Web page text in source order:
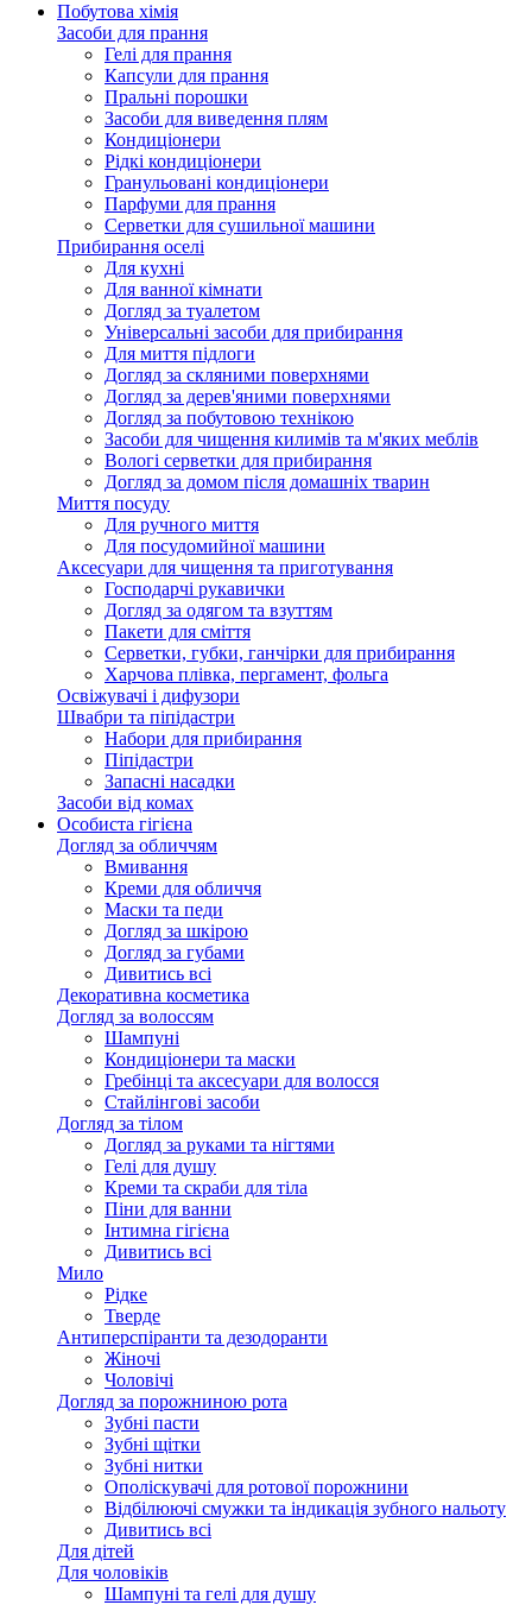
Побутова хімія
Засоби для прання
Гелі для прання
Капсули для прання
Пральні порошки
Засоби для виведення плям
Кондиціонери
Рідкі кондиціонери
Гранульовані кондиціонери
Парфуми для прання
Серветки для сушильної машини
Прибирання оселі
Для кухні
Для ванної кімнати
Догляд за туалетом
Універсальні засоби для прибирання
Для миття підлоги
Догляд за скляними поверхнями
Догляд за дерев'яними поверхнями
Догляд за побутовою технікою
Засоби для чищення килимів та м'яких меблів
Вологі серветки для прибирання
Догляд за домом після домашніх тварин
Миття посуду
Для ручного миття
Для посудомийної машини
Аксесуари для чищення та приготування
Господарчі рукавички
Догляд за одягом та взуттям
Пакети для сміття
Серветки, губки, ганчірки для прибирання
Харчова плівка, пергамент, фольга
Освіжувачі і дифузори
Швабри та піпідастри
Набори для прибирання
Піпідастри
Запасні насадки
Засоби від комах
Особиста гігієна
Догляд за обличчям
Вмивання
Креми для обличчя
Маски та педи
Догляд за шкірою
Догляд за губами
Дивитись всі
Декоративна косметика
Догляд за волоссям
Шампуні
Кондиціонери та маски
Гребінці та аксесуари для волосся
Стайлінгові засоби
Догляд за тілом
Догляд за руками та нігтями
Гелі для душу
Креми та скраби для тіла
Піни для ванни
Інтимна гігієна
Дивитись всі
Мило
Рідке
Тверде
Антиперспіранти та дезодоранти
Жіночі
Чоловічі
Догляд за порожниною рота
Зубні пасти
Зубні щітки
Зубні нитки
Ополіскувачі для ротової порожнини
Відбілюючі смужки та індикація зубного нальоту
Дивитись всі
Для дітей
Для чоловіків
Шампуні та гелі для душу